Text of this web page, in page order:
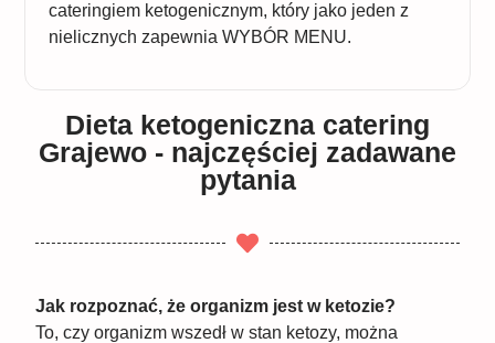
cateringiem ketogenicznym, który jako jeden z
nielicznych zapewnia WYBÓR MENU.
Dieta ketogeniczna catering
Grajewo - najczęściej zadawane
pytania
Jak rozpoznać, że organizm jest w ketozie?
To, czy organizm wszedł w stan ketozy, można